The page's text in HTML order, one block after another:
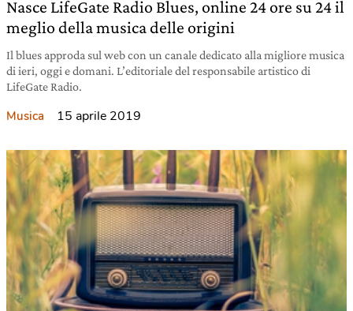
Nasce LifeGate Radio Blues, online 24 ore su 24 il
meglio della musica delle origini
Il blues approda sul web con un canale dedicato alla migliore musica
di ieri, oggi e domani. L’editoriale del responsabile artistico di
LifeGate Radio.
Musica 15 aprile 2019